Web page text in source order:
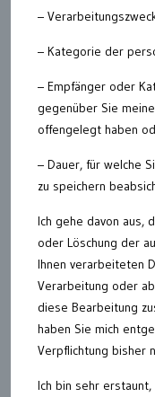
–
– Kategorie der
– Empfänger oder
gegenüber Sie
offengelegt haben
– Dauer, für welche
zu speichern
Ich gehe davon aus,
oder Löschung der
Ihnen verarbeiteten
Verarbeitung oder
diese Bearbeitung
haben Sie mich
Verpflichtung bisher
Ich bin sehr